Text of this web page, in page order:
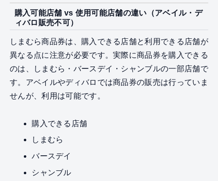
購入可能店舗 vs 使用可能店舗の違い（アベイル・デ
ィバロ販売不可）
しまむら商品券は、購入できる店舗と利用できる店舗が
異なる点に注意が必要です。実際に商品券を購入できる
のは、しまむら・バースデイ・シャンブルの一部店舗で
す。アベイルやディバロでは商品券の販売は行っていま
せんが、利用は可能です。
購入できる店舗
しまむら
バースデイ
シャンブル